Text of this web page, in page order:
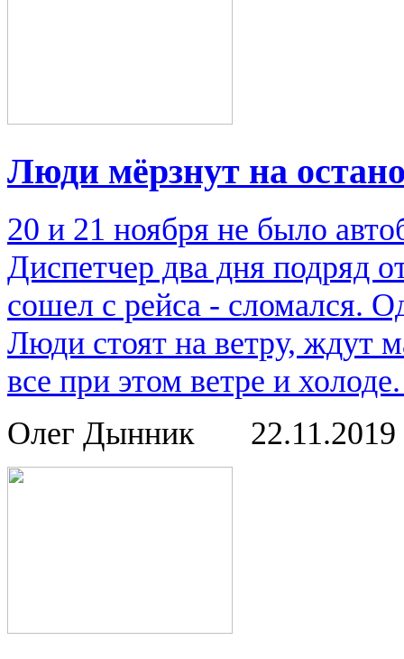
Люди мёрзнут на
20 и 21 ноября не было
Диспетчер два дня подряд
сошел с рейса - сломался.
Люди стоят на ветру, ждут
все при этом ветре и
Олег Дынник
22.11.2019